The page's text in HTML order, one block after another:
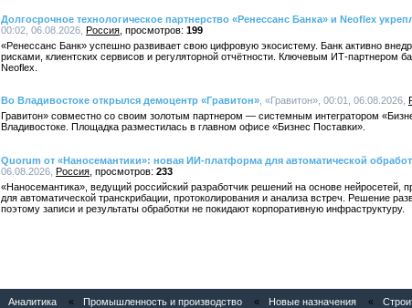
Долгосрочное технологическое партнерство «Ренессанс Банка» и Neoflex
00:02, 06.08.2026, Россия
199
«Ренессанс Банк» успешно развивает свою цифровую экосистему. Банк активно
рисками, клиентских сервисов и регуляторной отчётности. Ключевым ИТ-партнером
Neoflex.
Во Владивостоке открылся демоцентр «Гравитон» , «Гравитон», 00:01, 06.08.2026,
Гравитон» совместно со своим золотым партнером — системным интегратором
Владивостоке. Площадка разместилась в главном офисе «Бизнес Поставки».
Quorum от «Наносемантики»: новая ИИ-платформа для автоматической
06.08.2026, Россия
233
«Наносемантика», ведущий российский разработчик решений на основе нейросетей,
для автоматической транскрибации, протоколирования и анализа встреч. Решение
поэтому записи и результаты обработки не покидают корпоративную инфраструктуру.
Аналитика « Промышленность и производство « Новые назначения «